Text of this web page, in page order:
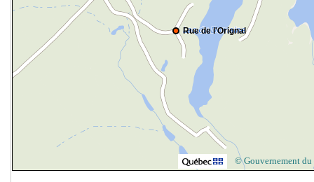
Rue de l'Orignal
© Gouvernement du